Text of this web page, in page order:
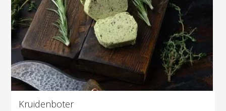
Kruidenboter